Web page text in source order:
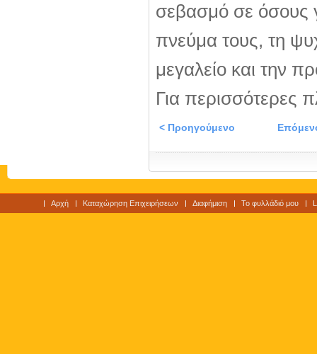
σεβασμό σε όσους
πνεύμα τους, τη
μεγαλείο και την
Για περισσότερες
< Προηγούμενο
Αρχή Καταχώρηση Επιχειρήσεων Διαφήμιση Το φυλλάδιό μου